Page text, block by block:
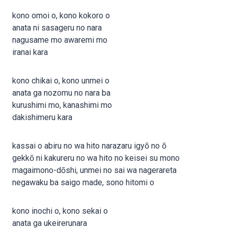
kono omoi o, kono kokoro o
anata ni sasageru no nara
nagusame mo awaremi mo
iranai kara
kono chikai o, kono unmei o
anata ga nozomu no nara ba
kurushimi mo, kanashimi mo
dakishimeru kara
kassai o abiru no wa hito narazaru igyō no ō
gekkō ni kakureru no wa hito no keisei su mono
magaimono-dōshi, unmei no sai wa nagerareta
negawaku ba saigo made, sono hitomi o
kono inochi o, kono sekai o
anata ga ukeirerunara